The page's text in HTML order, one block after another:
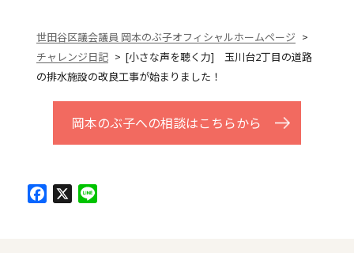
世田谷区議会議員 岡本のぶ子オフィシャルホームページ
チャレンジ日記
[小さな声を聴く力] 玉川台2丁目の道路
の排水施設の改良工事が始まりました！
岡本のぶ子への相談はこちらから
Facebook